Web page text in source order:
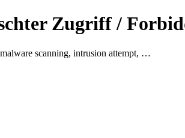
Zugriff /
scanning, intrusion attempt, …